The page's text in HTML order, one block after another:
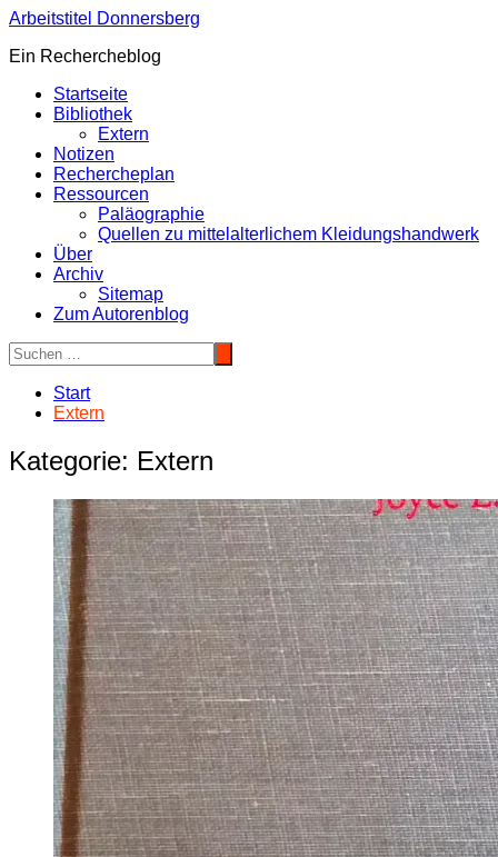
Zum
springen
Arbeitstitel Donnersberg
Ein Rechercheblog
Startseite
Bibliothek
Extern
Notizen
Rechercheplan
Ressourcen
Paläographie
Quellen zu mittelalterlichem Kleidungshandwerk
Über
Archiv
Sitemap
Zum Autorenblog
Start
Extern
Kategorie: Extern